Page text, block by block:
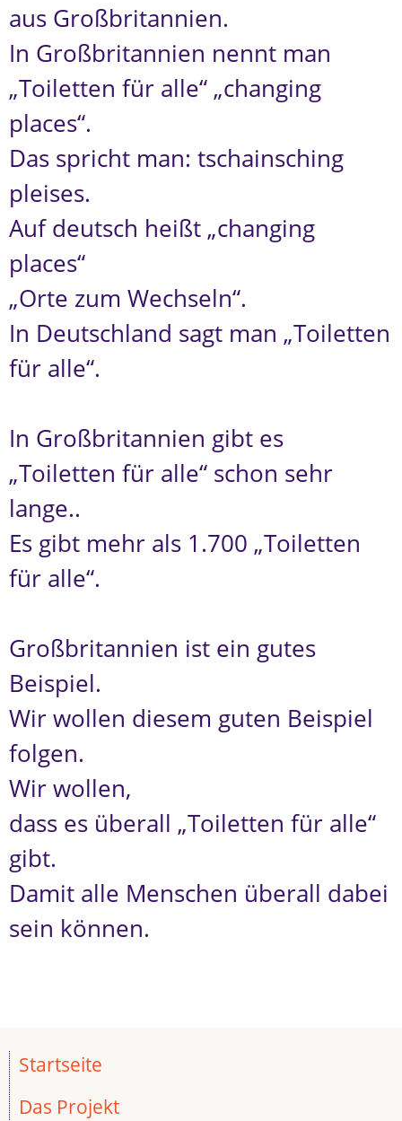
aus Großbritannien.
In Großbritannien nennt man
„Toiletten für alle“ „changing
places“.
Das spricht man: tschainsching
pleises.
Auf deutsch heißt „changing
places“
„Orte zum Wechseln“.
In Deutschland sagt man „Toiletten
für alle“.
In Großbritannien gibt es
„Toiletten für alle“ schon sehr
lange..
Es gibt mehr als 1.700 „Toiletten
für alle“.
Großbritannien ist ein gutes
Beispiel.
Wir wollen diesem guten Beispiel
folgen.
Wir wollen,
dass es überall „Toiletten für alle“
gibt.
Damit alle Menschen überall dabei
sein können.
Startseite
Das Projekt